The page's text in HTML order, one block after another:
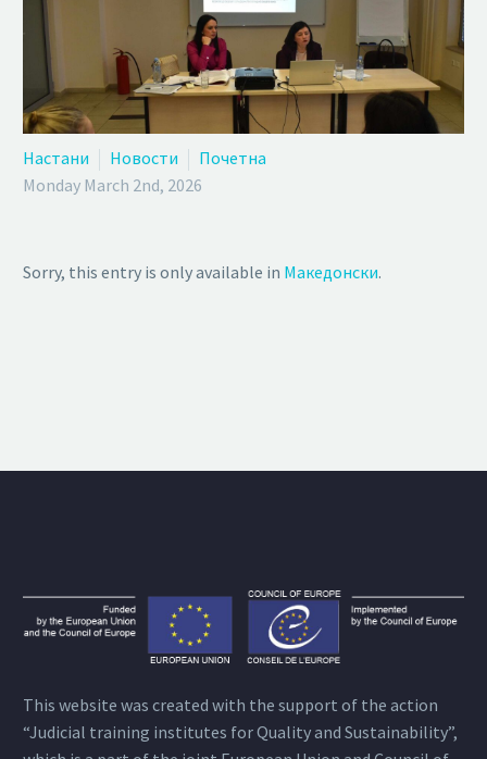
Настани Новости
Почетна
Monday March 2nd, 2026
Sorry, this entry is only available in Македонски.
This website was created with the support of the action
“Judicial training institutes for Quality and Sustainability”,